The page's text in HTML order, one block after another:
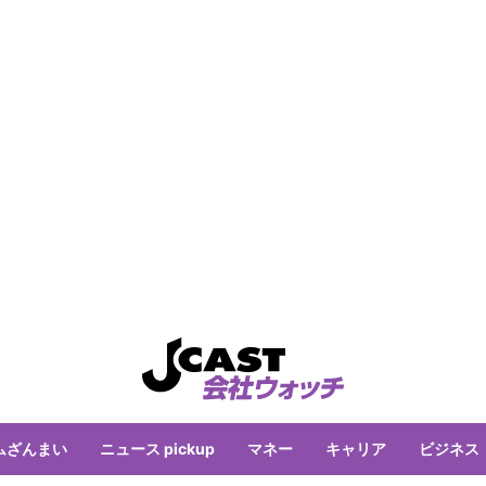
ざんまい ニュース pickup マネー キャリア ビジネス